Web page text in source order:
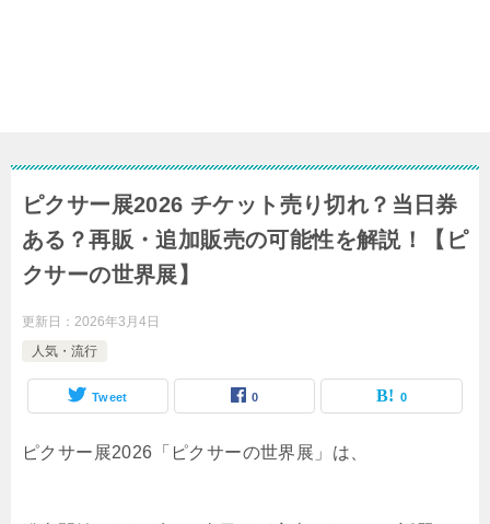
ピクサー展2026 チケット売り切れ？当日券
ある？再販・追加販売の可能性を解説！【ピ
クサーの世界展】
更新日： 2026年3月4日
人気・流行
Tweet 0 0
ピクサー展2026「ピクサーの世界展」は、